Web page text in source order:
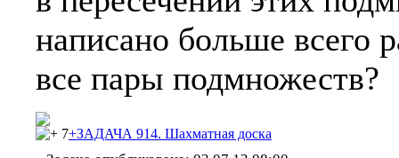
написано больше всего
все пары подмножеств?
7+ЗАДАЧА 914. Шахматная доска